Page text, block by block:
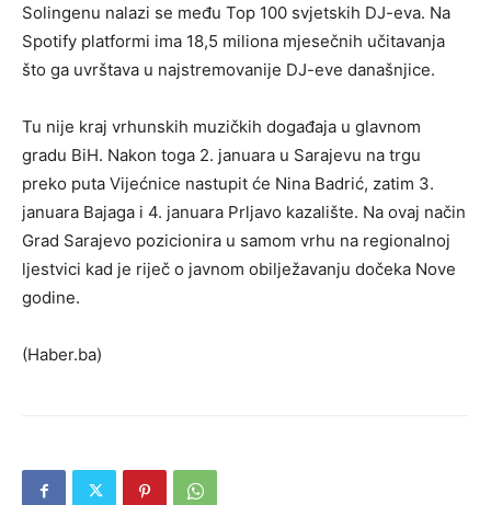
Solingenu nalazi se među Top 100 svjetskih DJ-eva. Na
Spotify platformi ima 18,5 miliona mjesečnih učitavanja
što ga uvrštava u najstremovanije DJ-eve današnjice.
Tu nije kraj vrhunskih muzičkih događaja u glavnom
gradu BiH. Nakon toga 2. januara u Sarajevu na trgu
preko puta Vijećnice nastupit će Nina Badrić, zatim 3.
januara Bajaga i 4. januara Prljavo kazalište. Na ovaj način
Grad Sarajevo pozicionira u samom vrhu na regionalnoj
ljestvici kad je riječ o javnom obilježavanju dočeka Nove
godine.
(Haber.ba)